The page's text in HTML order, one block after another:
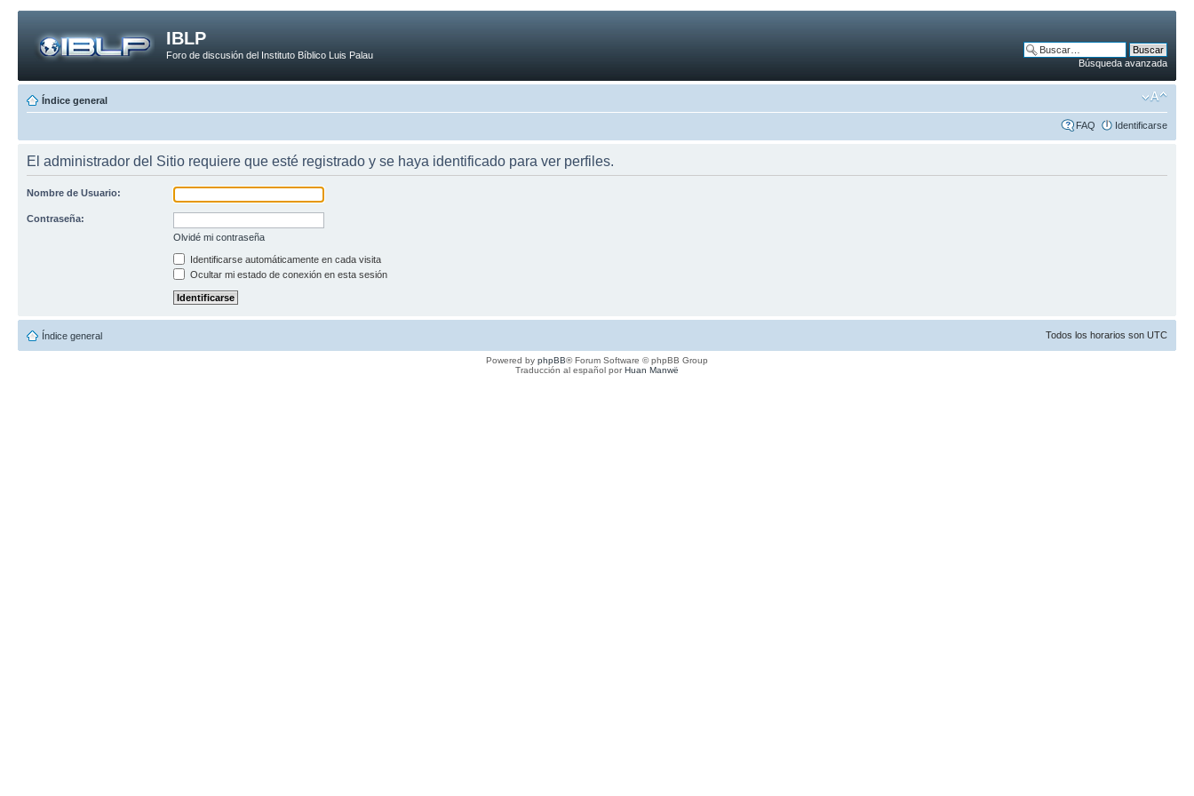
IBLP
Foro de discusión del Instituto Bíblico Luis Palau
Búsqueda avanzada
Índice general
FAQ Identificarse
El administrador del Sitio requiere que esté registrado y se haya identificado para ver perfiles.
Nombre de Usuario:
Contraseña:
Olvidé mi contraseña
Identificarse automáticamente en cada visita
Ocultar mi estado de conexión en esta sesión
Índice general Todos los horarios son UTC
Powered by phpBB® Forum Software © phpBB Group
Traducción al español porHuan Manwë